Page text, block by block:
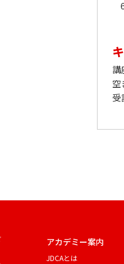
講
空
受
アカデミー案内
JDCAとは